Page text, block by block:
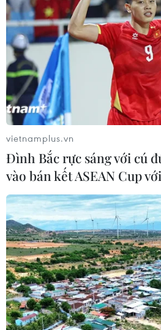
TIN CÙNG CHUYÊN MỤC
Ngân hàng Trung ương
vietnamplus.vn
Đình Bắc rực sáng với cú
vào bán kết ASEAN Cup